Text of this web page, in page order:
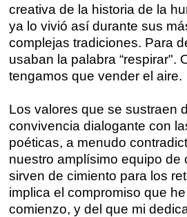
creativa de la historia de la
ya lo vivió así durante sus
complejas tradiciones. Para
usaban la palabra “respirar".
tengamos que vender el aire.
Los valores que se sustraen
convivencia dialogante con
poéticas, a menudo
nuestro amplísimo equipo de
sirven de cimiento para los
implica el compromiso que
comienzo, y del que mi